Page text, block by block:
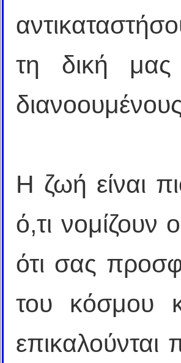
τη δική μας
Η ζωή είναι
ό,τι νομίζουν
ότι σας
του κόσμου
επικαλούνται